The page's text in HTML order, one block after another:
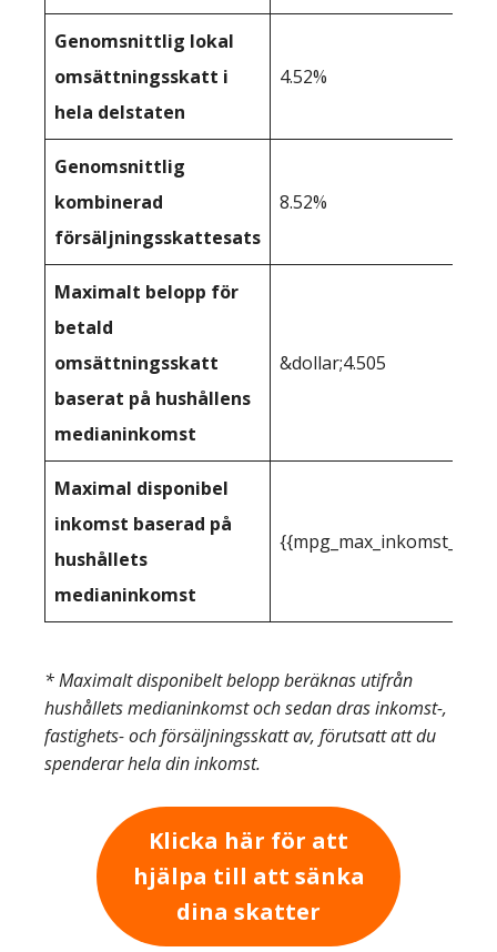
Genomsnittlig lokal
omsättningsskatt i
hela delstaten
4.52%
Genomsnittlig
kombinerad
försäljningsskattesats
8.52%
Maximalt belopp för
betald
omsättningsskatt
baserat på hushållens
medianinkomst
&dollar;4.505
Maximal disponibel
inkomst baserad på
hushållets
medianinkomst
* Maximalt disponibelt belopp beräknas utifrån
hushållets medianinkomst och sedan dras inkomst-,
fastighets- och försäljningsskatt av, förutsatt att du
spenderar hela din inkomst.
Klicka här för att
hjälpa till att sänka
dina skatter